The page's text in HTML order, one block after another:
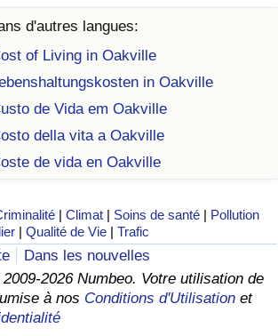
d'autres langues:
of Living in Oakville
in Oakville
de Vida em Oakville
della vita a Oakville
de vida en Oakville
|Climat | Soins de santé | Pollution
|Qualité de Vie |Trafic
Dans les nouvelles
2026 Numbeo. Votre utilisation de
à nos Conditions d'Utilisation et